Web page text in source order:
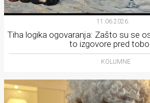
11.06.2026.
Tiha logika ogovaranja: Zašto su se
to izgovore pred
KOLUMNE